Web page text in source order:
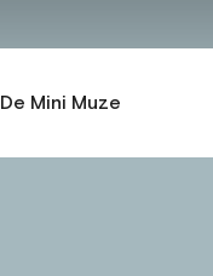
De Mini Muze